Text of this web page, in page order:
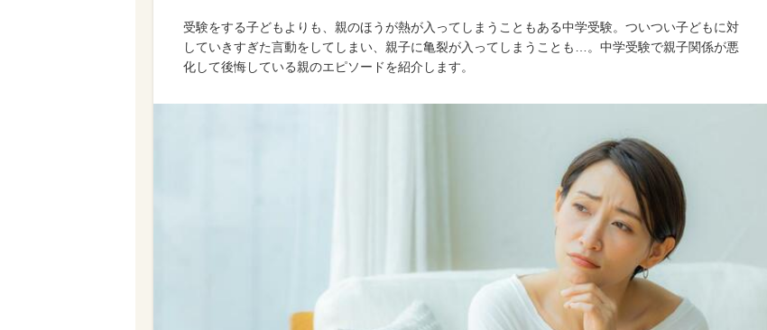
受験をする子どもよりも、親のほうが熱が入ってしまうこともある中学受験。ついつい子どもに対
していきすぎた言動をしてしまい、親子に亀裂が入ってしまうことも…。中学受験で親子関係が悪
化して後悔している親のエピソードを紹介します。